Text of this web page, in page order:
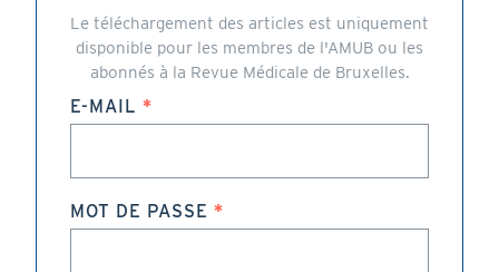
Le téléchargement des articles est uniquement
disponible pour les membres de l'AMUB ou les
abonnés à la Revue Médicale de Bruxelles.
E-MAIL
MOT DE PASSE